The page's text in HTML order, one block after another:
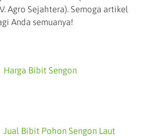
Agro Sejahtera). Semoga artikel
Anda semuanya!
Harga Bibit Sengon
Jual Bibit Pohon Sengon Laut